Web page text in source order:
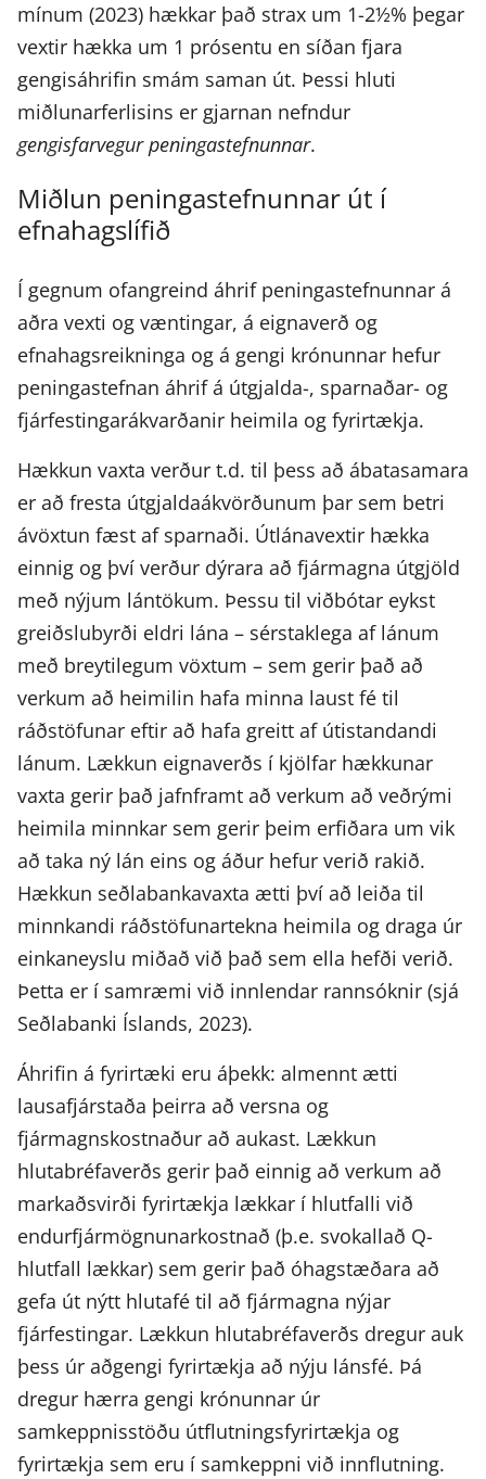
mínum (2023) hækkar það strax um 1-2½% þegar
vextir hækka um 1 prósentu en síðan fjara
gengisáhrifin smám saman út. Þessi hluti
miðlunarferlisins er gjarnan nefndur
gengisfarvegur peningastefnunnar.
Miðlun peningastefnunnar út í
efnahagslífið
Í gegnum ofangreind áhrif peningastefnunnar á
aðra vexti og væntingar, á eignaverð og
efnahagsreikninga og á gengi krónunnar hefur
peningastefnan áhrif á útgjalda-, sparnaðar- og
fjárfestingarákvarðanir heimila og fyrirtækja.
Hækkun vaxta verður t.d. til þess að ábatasamara
er að fresta útgjaldaákvörðunum þar sem betri
ávöxtun fæst af sparnaði. Útlánavextir hækka
einnig og því verður dýrara að fjármagna útgjöld
með nýjum lántökum. Þessu til viðbótar eykst
greiðslubyrði eldri lána – sérstaklega af lánum
með breytilegum vöxtum – sem gerir það að
verkum að heimilin hafa minna laust fé til
ráðstöfunar eftir að hafa greitt af útistandandi
lánum. Lækkun eignaverðs í kjölfar hækkunar
vaxta gerir það jafnframt að verkum að veðrými
heimila minnkar sem gerir þeim erfiðara um vik
að taka ný lán eins og áður hefur verið rakið.
Hækkun seðlabankavaxta ætti því að leiða til
minnkandi ráðstöfunartekna heimila og draga úr
einkaneyslu miðað við það sem ella hefði verið.
Þetta er í samræmi við innlendar rannsóknir (sjá
Seðlabanki Íslands, 2023).
Áhrifin á fyrirtæki eru áþekk: almennt ætti
lausafjárstaða þeirra að versna og
fjármagnskostnaður að aukast. Lækkun
hlutabréfaverðs gerir það einnig að verkum að
markaðsvirði fyrirtækja lækkar í hlutfalli við
endurfjármögnunarkostnað (þ.e. svokallað Q-
hlutfall lækkar) sem gerir það óhagstæðara að
gefa út nýtt hlutafé til að fjármagna nýjar
fjárfestingar. Lækkun hlutabréfaverðs dregur auk
þess úr aðgengi fyrirtækja að nýju lánsfé. Þá
dregur hærra gengi krónunnar úr
samkeppnisstöðu útflutningsfyrirtækja og
fyrirtækja sem eru í samkeppni við innflutning.